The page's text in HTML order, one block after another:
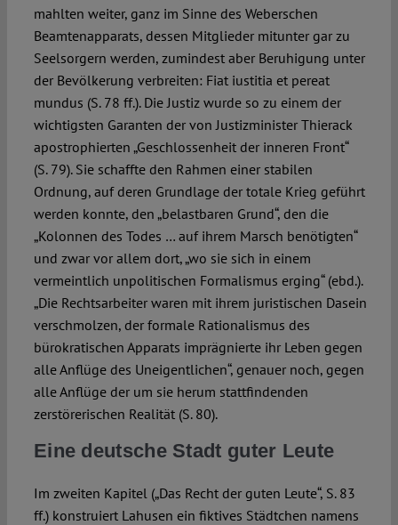
mahlten weiter, ganz im Sinne des Weberschen
Beamtenapparats, dessen Mitglieder mitunter gar zu
Seelsorgern werden, zumindest aber Beruhigung unter
der Bevölkerung verbreiten: Fiat iustitia et pereat
mundus (S. 78 ff.). Die Justiz wurde so zu einem der
wichtigsten Garanten der von Justizminister Thierack
apostrophierten „Geschlossenheit der inneren Front“
(S. 79). Sie schaffte den Rahmen einer stabilen
Ordnung, auf deren Grundlage der totale Krieg geführt
werden konnte, den „belastbaren Grund“, den die
„Kolonnen des Todes … auf ihrem Marsch benötigten“
und zwar vor allem dort, „wo sie sich in einem
vermeintlich unpolitischen Formalismus erging“ (ebd.).
„Die Rechtsarbeiter waren mit ihrem juristischen Dasein
verschmolzen, der formale Rationalismus des
bürokratischen Apparats imprägnierte ihr Leben gegen
alle Anflüge des Uneigentlichen“, genauer noch, gegen
alle Anflüge der um sie herum stattfindenden
zerstörerischen Realität (S. 80).
Eine deutsche Stadt guter Leute
Im zweiten Kapitel („Das Recht der guten Leute“, S. 83
ff.) konstruiert Lahusen ein fiktives Städtchen namens